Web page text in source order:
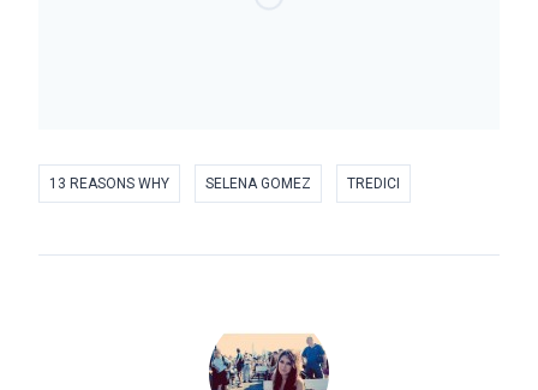
13 REASONS WHY SELENA GOMEZ TREDICI